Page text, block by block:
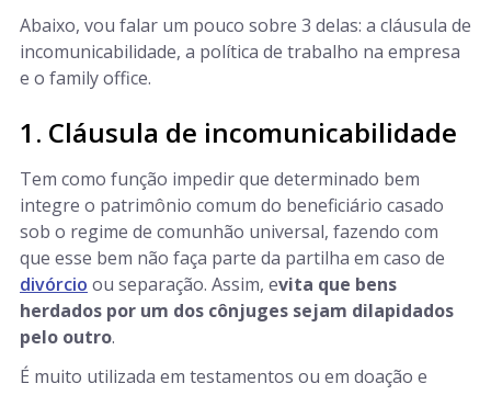
Abaixo, vou falar um pouco sobre 3 delas: a cláusula de
incomunicabilidade, a política de trabalho na empresa
e o family office.
1. Cláusula de incomunicabilidade
Tem como função impedir que determinado bem
integre o patrimônio comum do beneficiário casado
sob o regime de comunhão universal, fazendo com
que esse bem não faça parte da partilha em caso de
divórcio ou separação. Assim, evita que bens
herdados por um dos cônjuges sejam dilapidados
pelo outro.
É muito utilizada em testamentos ou em doação e